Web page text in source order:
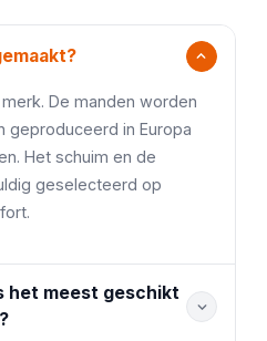
De manden worden
geproduceerd in Europa
Het schuim en de
geselecteerd op
het meest geschikt